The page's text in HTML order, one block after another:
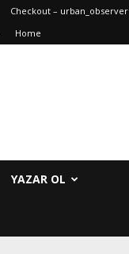
Checkout – urban_observer
Home
YAZAR OL